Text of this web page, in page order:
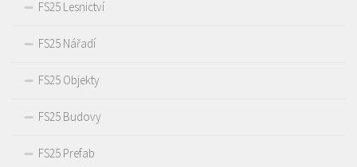
FS25 Lesnictví
FS25 Nářadí
FS25 Objekty
FS25 Budovy
FS25 Prefab